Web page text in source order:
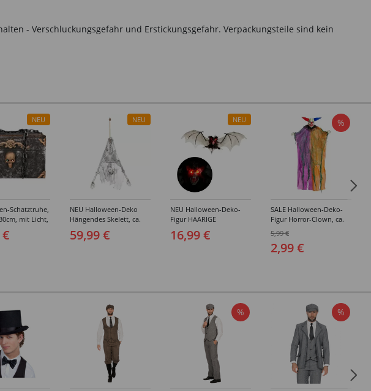
- Verschluckungsgefahr und Erstickungsgefahr. Verpackungsteile sind kein
NEU
Schatztruhe,
mit Licht,
Bewegung
NEU
NEU Halloween-Deko
Hängendes Skelett, ca.
140cm, mit Befestigungs-
Strick
59,99 €
NEU
NEU Halloween-Deko-
Figur HAARIGE
FLEDERMAUS MIT
PULSIEREND
16,99 €
%
SALE Halloween-Deko-
Figur Horror-Clown, ca.
66 cm, Bunt
5,99 €
2,99 €
% %